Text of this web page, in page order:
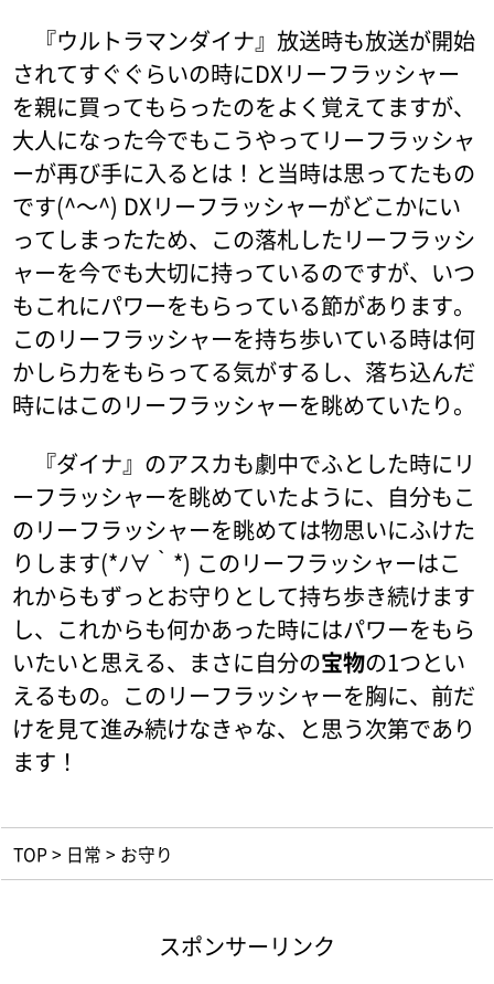
『ウルトラマンダイナ』放送時も放送が開始
されてすぐぐらいの時にDXリーフラッシャー
を親に買ってもらったのをよく覚えてますが、
大人になった今でもこうやってリーフラッシャ
ーが再び手に入るとは！と当時は思ってたもの
です(^～^) DXリーフラッシャーがどこかにい
ってしまったため、この落札したリーフラッシ
ャーを今でも大切に持っているのですが、いつ
もこれにパワーをもらっている節があります。
このリーフラッシャーを持ち歩いている時は何
かしら力をもらってる気がするし、落ち込んだ
時にはこのリーフラッシャーを眺めていたり。
『ダイナ』のアスカも劇中でふとした時にリ
ーフラッシャーを眺めていたように、自分もこ
のリーフラッシャーを眺めては物思いにふけた
りします(*ﾉ∀｀*) このリーフラッシャーはこ
れからもずっとお守りとして持ち歩き続けます
し、これからも何かあった時にはパワーをもら
いたいと思える、まさに自分の宝物の1つとい
えるもの。このリーフラッシャーを胸に、前だ
けを見て進み続けなきゃな、と思う次第であり
ます！
TOP > 日常 > お守り
スポンサーリンク